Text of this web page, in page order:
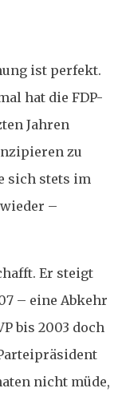
ist perfekt.
hat die FDP-
Jahren
zu
sich stets im
–
Er steigt
– eine Abkehr
bis 2003 doch
nicht müde,